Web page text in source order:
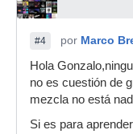
#4 por Marco
Hola
no es cuestión de
mezcla no está
Si es para